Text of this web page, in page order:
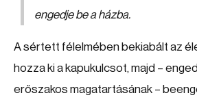
engedje be a házba.
A sértett félelmében bekiabált az
hozza ki a kapukulcsot, majd –
erőszakos magatartásának –